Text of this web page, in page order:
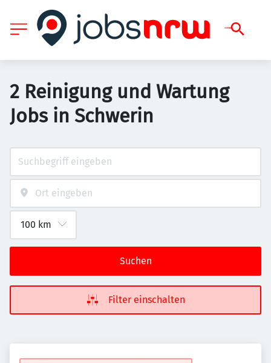
2 Reinigung und Wartung
Jobs in Schwerin
Suchen
Filter einschalten